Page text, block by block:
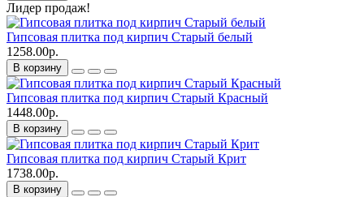
Лидер продаж!
Гипсовая плитка под кирпич Старый белый
1258.00р.
В корзину
Гипсовая плитка под кирпич Старый Красный
1448.00р.
В корзину
Гипсовая плитка под кирпич Старый Крит
1738.00р.
В корзину